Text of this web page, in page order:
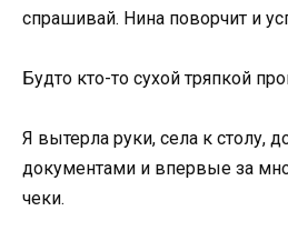
спрашивай. Нина поворчит и
Будто кто-то сухой тряпкой
Я вытерла руки, села к столу,
документами и впервые за
чеки.